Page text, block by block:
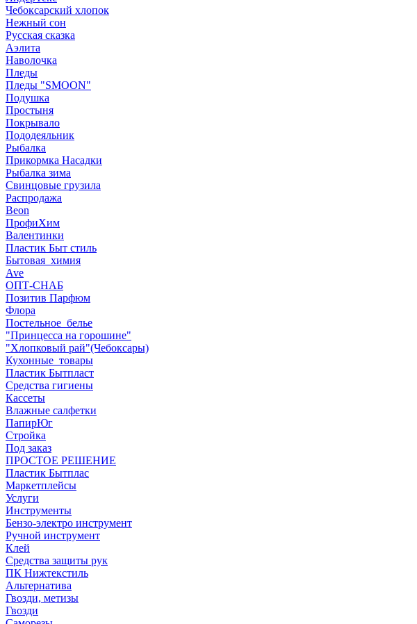
Чебоксарский хлопок
Нежный сон
Русская сказка
Аэлита
Наволочка
Пледы
Пледы "SMOON"
Подушка
Простыня
Покрывало
Пододеяльник
Рыбалка
Прикормка Насадки
Рыбалка зима
Свинцовые грузила
Распродажа
Beon
ПрофиХим
Валентинки
Пластик Быт стиль
Бытовая_химия
Ave
ОПТ-СНАБ
Позитив Парфюм
Флора
Постельное_белье
"Принцесса на горошине"
"Хлопковый рай"(Чебоксары)
Кухонные_товары
Пластик Бытпласт
Средства гигиены
Кассеты
Влажные салфетки
ПапирЮг
Стройка
Под заказ
ПРОСТОЕ РЕШЕНИЕ
Пластик Бытплас
Маркетплейсы
Услуги
Инструменты
Бензо-электро инструмент
Ручной инструмент
Клей
Средства защиты рук
ПК Нижтекстиль
Альтернатива
Гвозди, метизы
Гвозди